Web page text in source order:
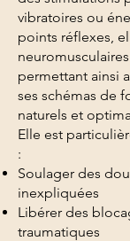
vibratoires ou
points réflexes,
permettant ainsi
ses schémas de
naturels et
Elle est
:
Soulager des
inexpliquées
Libérer des
traumatiques